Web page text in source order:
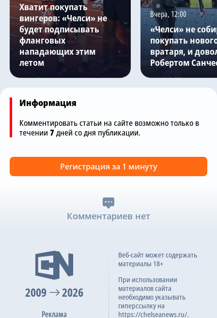
Хватит покупать
вингеров: «Челси» не
будет подписывать
фланговых
нападающих этим
летом
Вчера, 12:00
«Челси» не
покупать
вратаря, и
Робертом
Информация
Комментировать статьи на сайте возможно только в
течении 7дней со дня публикации.
Регистрация за 1 минуту
Комментариев нет
2009 2026
Реклама
Веб-сайт может содержать
материалы 18+
При использовании
материалов сайта
необходимо указывать
гиперссылку на
https://chelseanews.ru/.